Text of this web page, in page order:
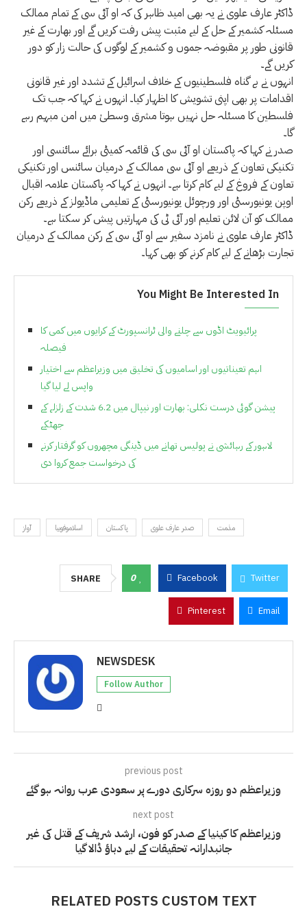
ڈاکٹر عارف علوی نے یہ بھی امید ظاہر کی کہ او آئی سی کے تمام ممالک
مسئلہ کشمیر کے حل کے لیے مثبت پیش رفت کریں گے اور بھارت کے غیر
قانونی طور پر مقبوضہ جموں و کشمیر کے لوگوں کی حالت زار کو دور
کریں گے۔
انہوں نے بے گناہ فلسطینیوں کے خلاف اسرائیل کے تشدد اور غیر قانونی
اقدامات پر بھی اپنی تشویش کا اظہار کیا۔ انہوں نے کہا کہ جب تک
فلسطین کا مسئلہ حل نہیں ہوتا مشرق وسطیٰ میں امن مبہم رہے
گا۔
صدر نے کہا کہ پاکستان او آئی سی کی قائمہ کمیٹی برائے سائنسی اور
تکنیکی تعاون کے ذریعے او آئی سی ممالک کے درمیان سائنس اور تکنیکی
تعاون کے فروغ کے لیے کام کرتا ہے۔ انہوں نے کہا کہ پاکستان علامہ اقبال
اوپن یونیورسٹی اور ورچوئل یونیورسٹی کے تعلیمی ماڈیولز کے ذریعے رکن
ممالک کو آن لائن تعلیم اور آئی ٹی کی مہارتیں پیش کر سکتا ہے۔
ڈاکٹر عارف علوی نے نامزد سفیر سے او آئی سی کے رکن ممالک کے درمیان
تجارت بڑھانے کے لیے کام کرنے کو بھی کہا۔
You Might Be Interested In
پرائیویٹ اڈوں سے چلنے والی ٹرانسپورٹ کے کرایوں میں کمی کا
فیصلہ
اہم تعیناتیوں اور اسامیوں کی تخلیق میں وزیراعظم سے اختیار
واپس لے لیا گیا
پیشن گوئی درست نکلی: بھارت اور نیپال میں 6.2 شدت کے زلزلے کے
جھٹکے
لاہور کے رہائشی نے پولیس تھانے میں ڈینگی مچھروں کو گرفتار کرنے
کی درخواست جمع کروا دی
آواز اسلاموفوبیا پاکستان صدر عارف علوی مذمت
SHARE 0 Facebook Twitter
Pinterest Email
NEWSDESK
Follow Author
previous post
وزیراعظم دو روزہ سرکاری دورے پر سعودی عرب روانہ ہو گئے
next post
وزیراعظم کا کینیا کے صدر کو فون، ارشد شریف کے قتل کی غیر
جانبدارانہ تحقیقات کے لیے دباؤ ڈالا گیا
RELATED POSTS CUSTOM TEXT